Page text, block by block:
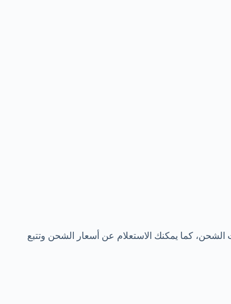
كما يمكنك الاستعلام عن أسعار الشحن وتتبع